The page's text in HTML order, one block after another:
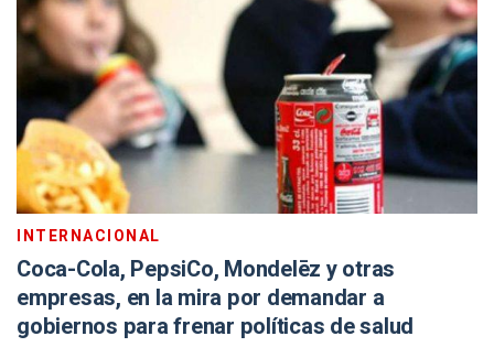
INTERNACIONAL
Coca-Cola, PepsiCo, Mondelēz y otras
empresas, en la mira por demandar a
gobiernos para frenar políticas de salud